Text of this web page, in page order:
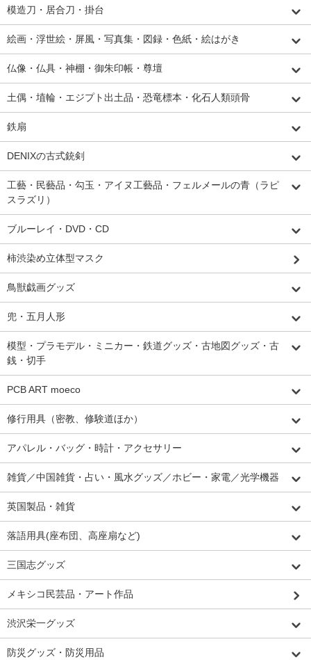
模造刀・居合刀・掛台
絵画・浮世絵・屏風・写真集・図録・色紙・絵はがき
仏像・仏具・神棚・御朱印帳・尊壇
土偶・埴輪・エジプト出土品・恐竜標本・化石人類頭骨
鉄扇
DENIXの古式銃剣
工藝・民藝品・勾玉・アイヌ工藝品・フェルメールの青（ラピ
スラズリ）
ブルーレイ・DVD・CD
柿渋染め立体型マスク
鳥獣戯画グッズ
兜・五月人形
模型・プラモデル・ミニカー・鉄道グッズ・古地図グッズ・古
銭・切手
PCB ART moeco
修行用具（密教、修験道ほか）
アパレル・バッグ・時計・アクセサリー
雑貨／中国雑貨・占い・風水グッズ／ホビー・家電／光学機器
英国製品・雑貨
落語用具(座布団、高座扇など)
三国志グッズ
メキシコ民芸品・アート作品
渋沢栄一グッズ
防災グッズ・防災用品